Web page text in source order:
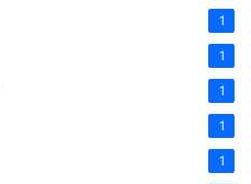
1
1
1
1
1